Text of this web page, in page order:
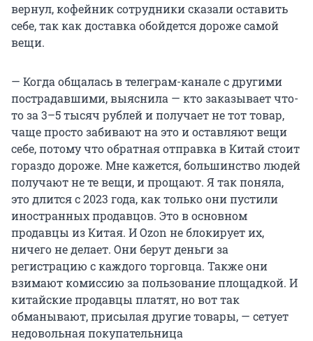
вернул, кофейник сотрудники сказали оставить
себе, так как доставка обойдется дороже самой
вещи.
— Когда общалась в телеграм-канале с другими
пострадавшими, выяснила — кто заказывает что-
то за 3–5 тысяч рублей и получает не тот товар,
чаще просто забивают на это и оставляют вещи
себе, потому что обратная отправка в Китай стоит
гораздо дороже. Мне кажется, большинство людей
получают не те вещи, и прощают. Я так поняла,
это длится с 2023 года, как только они пустили
иностранных продавцов. Это в основном
продавцы из Китая. И Ozon не блокирует их,
ничего не делает. Они берут деньги за
регистрацию с каждого торговца. Также они
взимают комиссию за пользование площадкой. И
китайские продавцы платят, но вот так
обманывают, присылая другие товары, — сетует
недовольная покупательница